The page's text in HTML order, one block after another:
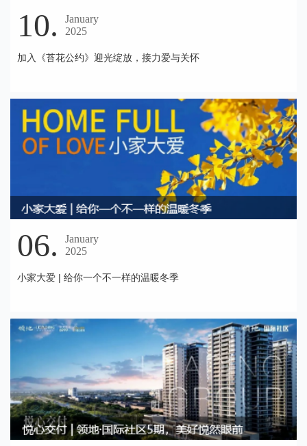
10.
January
2025
加入《苔花公约》迎光绽放，接力爱与关怀
06.
January
2025
小家大爱 | 给你一个不一样的温暖冬季